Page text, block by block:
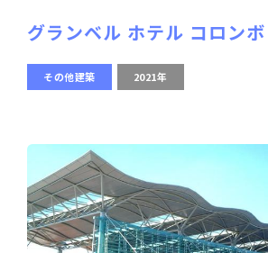
グランベル ホテル コロンボ
その他建築 2021年